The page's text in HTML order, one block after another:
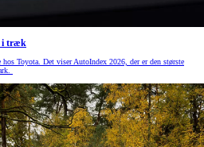
i træk
hos Toyota. Det viser AutoIndex 2026, der er den største